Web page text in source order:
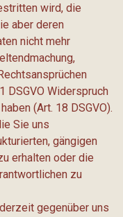
wird, die
aber deren
nicht mehr
DSGVO Widerspruch
(Art. 18 DSGVO).
Sie uns
gängigen
erhalten oder die
zu
gegenüber uns